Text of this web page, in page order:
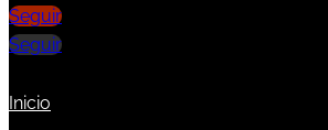
Seguir
Seguir
Inicio